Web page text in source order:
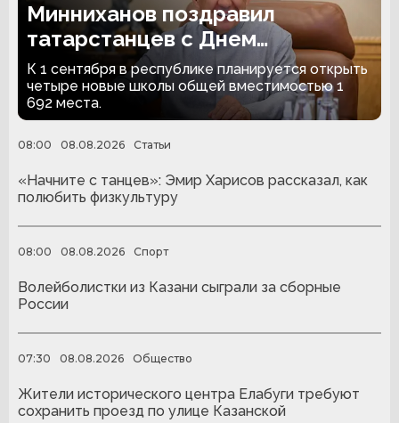
Минниханов поздравил
татарстанцев с Днем
строителя и Днем
физкультурника
К 1 сентября в республике планируется открыть
четыре новые школы общей вместимостью 1
692 места.
08:00 08.08.2026 Статьи
«Начните с танцев»: Эмир Харисов рассказал, как
полюбить физкультуру
08:00 08.08.2026 Спорт
Волейболистки из Казани сыграли за сборные
России
07:30 08.08.2026 Общество
Жители исторического центра Елабуги требуют
сохранить проезд по улице Казанской